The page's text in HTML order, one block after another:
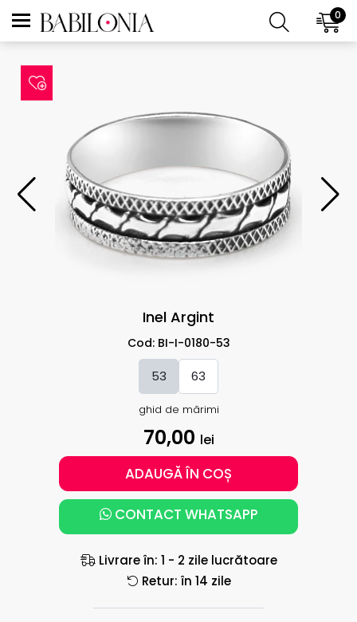
0
Inel Argint
Cod: BI-I-0180-53
53 63
ghid de mărimi
70,00 lei
ADAUGĂ ÎN COȘ
CONTACT WHATSAPP
Livrare în: 1 - 2 zile lucrătoare
Retur: în 14 zile